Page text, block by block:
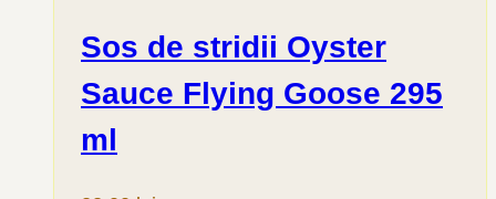
Sos de stridii Oyster
Sauce Flying Goose 295
ml